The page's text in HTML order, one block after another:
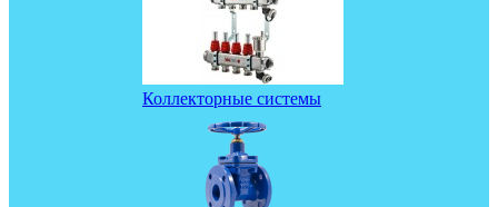
Коллекторные системы